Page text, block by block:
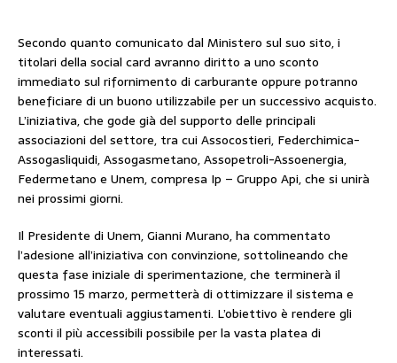
Secondo quanto comunicato dal Ministero sul suo sito, i
titolari della social card avranno diritto a uno sconto
immediato sul rifornimento di carburante oppure potranno
beneficiare di un buono utilizzabile per un successivo acquisto.
L’iniziativa, che gode già del supporto delle principali
associazioni del settore, tra cui Assocostieri, Federchimica-
Assogasliquidi, Assogasmetano, Assopetroli-Assoenergia,
Federmetano e Unem, compresa Ip – Gruppo Api, che si unirà
nei prossimi giorni.
Il Presidente di Unem, Gianni Murano, ha commentato
l’adesione all’iniziativa con convinzione, sottolineando che
questa fase iniziale di sperimentazione, che terminerà il
prossimo 15 marzo, permetterà di ottimizzare il sistema e
valutare eventuali aggiustamenti. L’obiettivo è rendere gli
sconti il più accessibili possibile per la vasta platea di
interessati.